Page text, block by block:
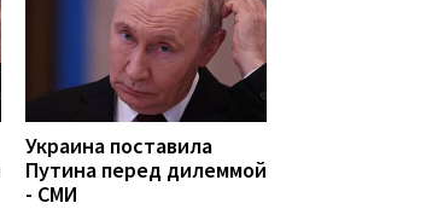
Украина поставила
Путина перед дилеммой
- СМИ